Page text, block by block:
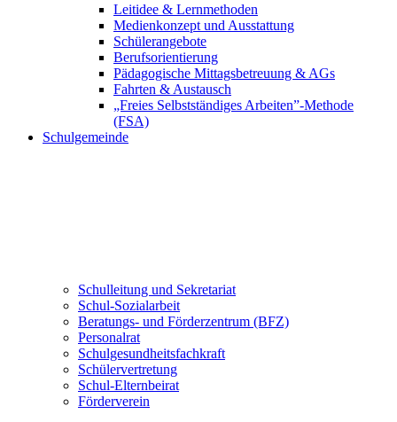
Leitidee & Lernmethoden
Medienkonzept und Ausstattung
Schülerangebote
Berufsorientierung
Pädagogische Mittagsbetreuung & AGs
Fahrten & Austausch
„Freies Selbstständiges Arbeiten”-Methode
(FSA)
Schulgemeinde
Schulleitung und Sekretariat
Schul-Sozialarbeit
Beratungs- und Förderzentrum (BFZ)
Personalrat
Schulgesundheitsfachkraft
Schülervertretung
Schul-Elternbeirat
Förderverein